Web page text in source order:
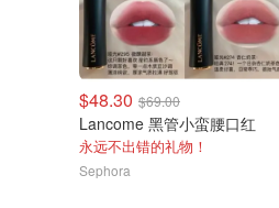
$48.30 $69.00
Lancome 黑管小蛮腰口红
永远不出错的礼物！
Sephora